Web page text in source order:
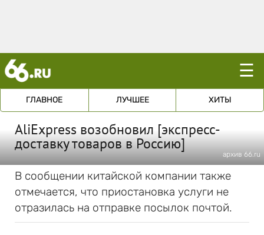
☰
ГЛАВНОЕ ЛУЧШЕЕ ХИТЫ
AliExpress возобновил [экспресс-
доставку товаров в Россию]
архив 66.ru
В сообщении китайской компании также
отмечается, что приостановка услуги не
отразилась на отправке посылок почтой.